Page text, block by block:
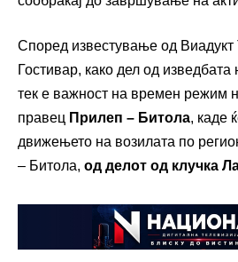
Според известување од Виадукт
Гостивар, како дел од
тек е важност на времен режим
правец Прилеп – Битола, каде
движењето на возилата по
– Битола, од делот од клучка